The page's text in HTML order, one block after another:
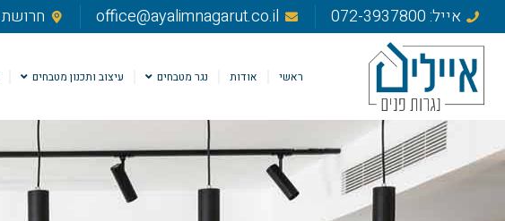
אייל: 072-3937800 office@ayalimnagarut.co.il חרושת 9, רמת השרון
ראשי אודות נגר מטבחים עיצוב ותכנון מטבחים